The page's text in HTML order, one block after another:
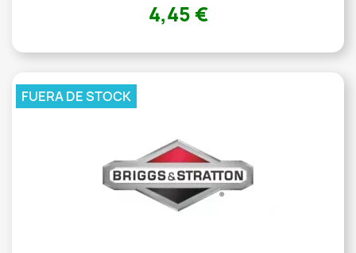
4,45 €
FUERA DE STOCK